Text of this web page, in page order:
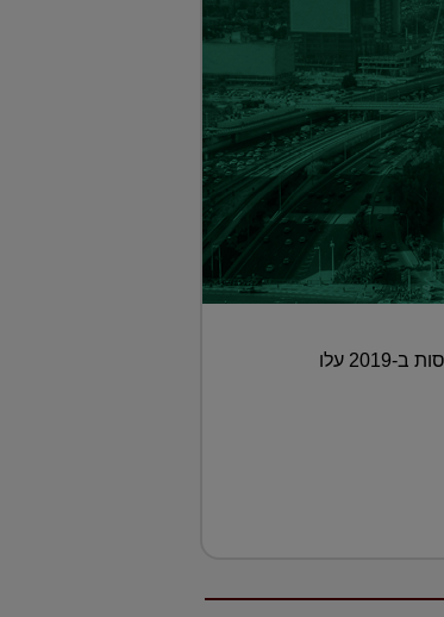
חברת הנדל"ן, שבשליטת משפחת זלקינד, מנהלת יותר מ-29,800 יחידות דיור בכ-90 מקבצי דיור בארה"ב ■ ההכנסות ב-2019 עלו